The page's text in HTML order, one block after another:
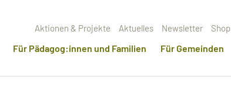
Aktionen & Projekte Aktuelles Newsletter Shop
Für Pädagog:innen und Familien Für Gemeinden